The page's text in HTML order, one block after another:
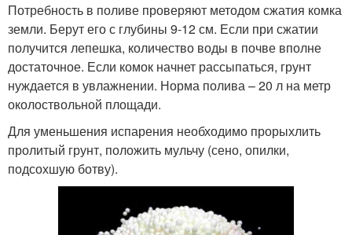
Потребность в поливе проверяют методом сжатия комка
земли. Берут его с глубины 9-12 см. Если при сжатии
получится лепешка, количество воды в почве вполне
достаточное. Если комок начнет рассыпаться, грунт
нуждается в увлажнении. Норма полива – 20 л на метр
околоствольной площади.
Для уменьшения испарения необходимо прорыхлить
пролитый грунт, положить мульчу (сено, опилки,
подсохшую ботву).